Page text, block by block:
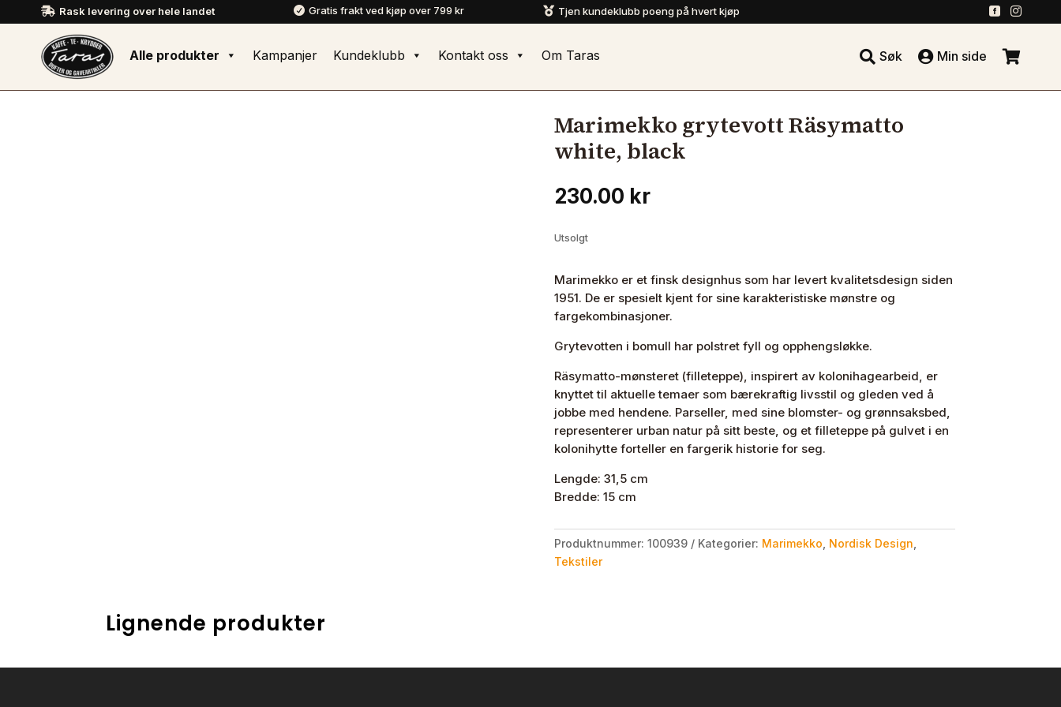
 Rask levering over hele landet  Gratis frakt ved kjøp over 799 kr  Tjen kundeklubb poeng på hvert kjøp  
Alle produkter Kampanjer Kundeklubb Kontakt oss Om Taras  Søk  Min side 
Marimekko grytevott Räsymatto
white, black
230.00 kr
Utsolgt
Marimekko er et finsk designhus som har levert kvalitetsdesign siden
1951. De er spesielt kjent for sine karakteristiske mønstre og
fargekombinasjoner.
Grytevotten i bomull har polstret fyll og opphengsløkke.
Räsymatto-mønsteret (filleteppe), inspirert av kolonihagearbeid, er
knyttet til aktuelle temaer som bærekraftig livsstil og gleden ved å
jobbe med hendene. Parseller, med sine blomster- og grønnsaksbed,
representerer urban natur på sitt beste, og et filleteppe på gulvet i en
kolonihytte forteller en fargerik historie for seg.
Lengde: 31,5 cm
Bredde: 15 cm
Produktnummer: 100939 Kategorier: Marimekko Nordisk Design
Tekstiler
Lignende produkter